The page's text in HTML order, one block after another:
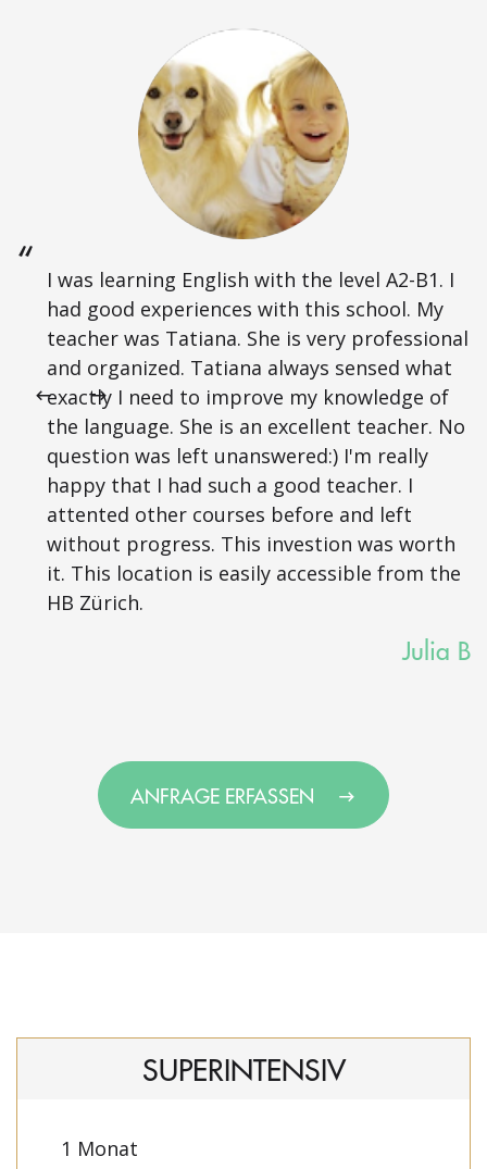
I was learning English with the level A2-B1. I
had good experiences with this school. My
teacher was Tatiana. She is very professional
and organized. Tatiana always sensed what
exactly I need to improve my knowledge of
the language. She is an excellent teacher. No
question was left unanswered:) I'm really
happy that I had such a good teacher. I
attented other courses before and left
without progress. This investion was worth
it. This location is easily accessible from the
HB Zürich.
Julia B
ANFRAGE ERFASSEN
SUPERINTENSIV
1 Monat